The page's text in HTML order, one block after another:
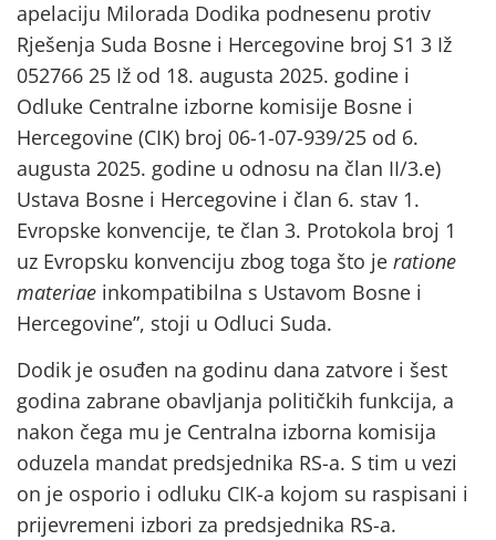
apelaciju Milorada Dodika podnesenu protiv
Rješenja Suda Bosne i Hercegovine broj S1 3 Iž
052766 25 Iž od 18. augusta 2025. godine i
Odluke Centralne izborne komisije Bosne i
Hercegovine (CIK) broj 06-1-07-939/25 od 6.
augusta 2025. godine u odnosu na član II/3.e)
Ustava Bosne i Hercegovine i član 6. stav 1.
Evropske konvencije, te član 3. Protokola broj 1
uz Evropsku konvenciju zbog toga što je ratione
materiae inkompatibilna s Ustavom Bosne i
Hercegovine”, stoji u Odluci Suda.
Dodik je osuđen na godinu dana zatvore i šest
godina zabrane obavljanja političkih funkcija, a
nakon čega mu je Centralna izborna komisija
oduzela mandat predsjednika RS-a. S tim u vezi
on je osporio i odluku CIK-a kojom su raspisani i
prijevremeni izbori za predsjednika RS-a.